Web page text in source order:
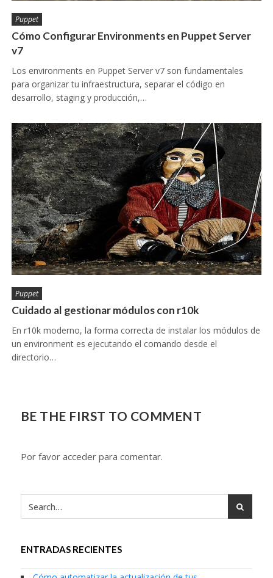
Puppet
Cómo Configurar Environments en Puppet Server
v7
Los environments en Puppet Server v7 son fundamentales
para organizar tu infraestructura, separar el código en
desarrollo, staging y producción,…
Puppet
Cuidado al gestionar módulos con r10k
En r10k moderno, la forma correcta de instalar los módulos de
un environment es ejecutando el comando desde el
directorio…
BE THE FIRST TO COMMENT
Por favor acceder para comentar.
ENTRADAS RECIENTES